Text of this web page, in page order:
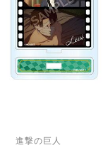
進撃の巨人